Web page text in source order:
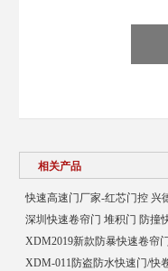
相关产品
快速高速门厂家-红芯门控 兴
深圳快速卷帘门 堆积门 防撞
XDM2019新款防暴快速卷帘
XDM-011防盗防水快速门/快